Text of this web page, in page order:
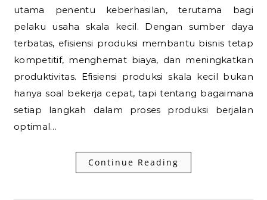
utama penentu keberhasilan, terutama bagi
pelaku usaha skala kecil. Dengan sumber daya
terbatas, efisiensi produksi membantu bisnis tetap
kompetitif, menghemat biaya, dan meningkatkan
produktivitas. Efisiensi produksi skala kecil bukan
hanya soal bekerja cepat, tapi tentang bagaimana
setiap langkah dalam proses produksi berjalan
optimal…
Continue Reading